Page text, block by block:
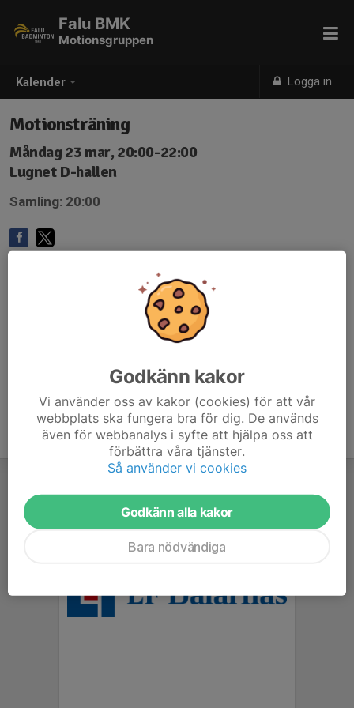
Kalender Logga in
Falu BMK
Motionsgruppen
Motionsträning
Måndag 23 mar, 20:00-22:00
Lugnet D-hallen
Samling: 20:00
Godkänn kakor
Vi använder oss av kakor (cookies) för att vår
webbplats ska fungera bra för dig. De används
även för webbanalys i syfte att hjälpa oss att
förbättra våra tjänster.
Så använder vi cookies
Godkänn alla kakor
Bara nödvändiga